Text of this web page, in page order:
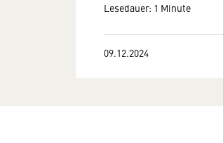
Lesedauer: 1 Minute
09.12.2024